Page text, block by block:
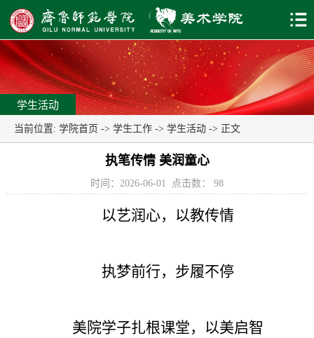
学生活动
当前位置: 学院首页 -> 学生工作 -> 学生活动 -> 正文
执笔传情 美润童心
时间：2026-06-01 点击数： 98
以艺润心，以教传情
执梦前行，步履不停
美院学子扎根课堂，以美启智